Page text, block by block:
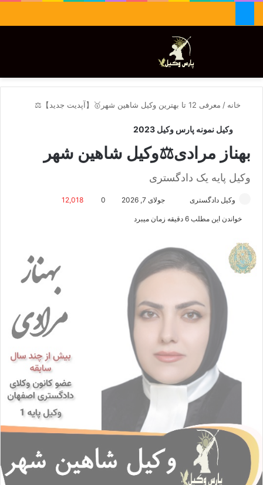
تغییر پوسته
خانه / معرفی 12 تا بهترین وکیل شاهین شهر🥇【آپدیت جدید】⚖️
وکیل نمونه پارس وکیل 2023
بهناز مرادی⚖️وکیل شاهین شهر
وکیل پایه یک دادگستری
وکیل دادگستری
ا
جولای 7, 2026 0
12,018
خواندن این مطلب 6 دقیقه زمان میبرد